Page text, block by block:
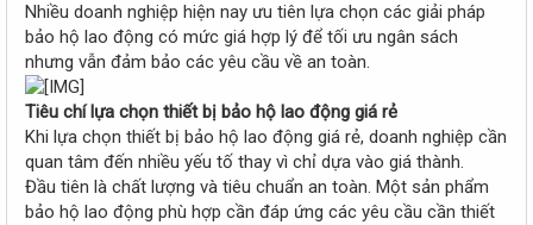
Nhiều doanh nghiệp hiện nay ưu tiên lựa chọn các giải pháp
bảo hộ lao động có mức giá hợp lý để tối ưu ngân sách
nhưng vẫn đảm bảo các yêu cầu về an toàn.
Tiêu chí lựa chọn thiết bị bảo hộ lao động giá rẻ
Khi lựa chọn thiết bị bảo hộ lao động giá rẻ, doanh nghiệp cần
quan tâm đến nhiều yếu tố thay vì chỉ dựa vào giá thành.
Đầu tiên là chất lượng và tiêu chuẩn an toàn. Một sản phẩm
bảo hộ lao động phù hợp cần đáp ứng các yêu cầu cần thiết